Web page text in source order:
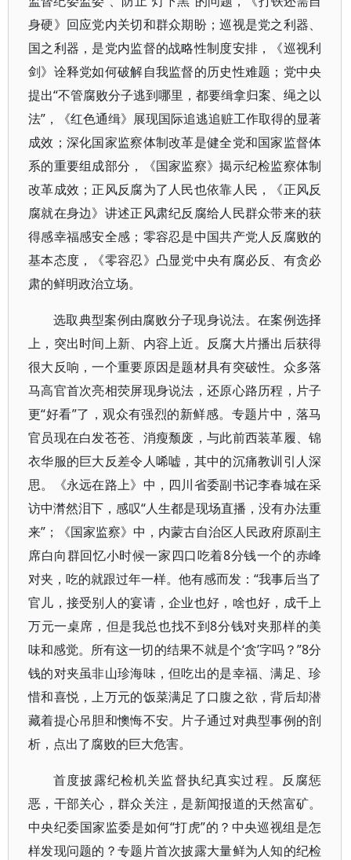
身硬》回应党内关切和群众期盼；巡视是党之利器、
国之利器，是党内监督的战略性制度安排，《巡视利
剑》诠释党如何破解自我监督的历史性难题；党中央
提出“不管腐败分子逃到哪里，都要缉拿归案、绳之以
法”，《红色通缉》展现国际追逃追赃工作取得的显著
成效；深化国家监察体制改革是健全党和国家监督体
系的重要组成部分，《国家监察》揭示纪检监察体制
改革成效；正风反腐为了人民也依靠人民，《正风反
腐就在身边》讲述正风肃纪反腐给人民群众带来的获
得感幸福感安全感；零容忍是中国共产党人反腐败的
基本态度，《零容忍》凸显党中央有腐必反、有贪必
肃的鲜明政治立场。
选取典型案例由腐败分子现身说法。在案例选择
上，突出时间上新、内容上近。反腐大片播出后获得
很大反响，一个重要原因是题材具有突破性。众多落
马高官首次亮相荧屏现身说法，还原心路历程，片子
更“好看”了，观众有强烈的新鲜感。专题片中，落马
官员现在白发苍苍、消瘦颓废，与此前西装革履、锦
衣华服的巨大反差令人唏嘘，其中的沉痛教训引人深
思。《永远在路上》中，四川省委副书记李春城在采
访中潸然泪下，感叹“人生都是现场直播，没有办法重
来”；《国家监察》中，内蒙古自治区人民政府原副主
席白向群回忆小时候一家四口吃着8分钱一个的赤峰
对夹，吃的就跟过年一样。他有感而发：“我事后当了
官儿，接受别人的宴请，企业也好，啥也好，成千上
万元一桌席，但是我总也找不到8分钱对夹那样的美
味和感觉。所有这一切的结果不就是个‘贪’字吗？”8分
钱的对夹虽非山珍海味，但吃出的是幸福、满足、珍
惜和喜悦，上万元的饭菜满足了口腹之欲，背后却潜
藏着提心吊胆和懊悔不安。片子通过对典型事例的剖
析，点出了腐败的巨大危害。
首度披露纪检机关监督执纪真实过程。反腐惩
恶，干部关心，群众关注，是新闻报道的天然富矿。
中央纪委国家监委是如何“打虎”的？中央巡视组是怎
样发现问题的？专题片首次披露大量鲜为人知的纪检